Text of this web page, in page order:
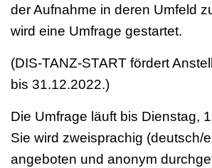
der Aufnahme in deren Umfeld
wird eine Umfrage gestartet.
(DIS-TANZ-START fördert
bis 31.12.2022.)
Die Umfrage läuft bis Dienstag,
Sie wird zweisprachig (deutsch/
angeboten und anonym